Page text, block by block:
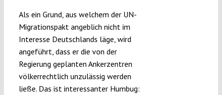
Als ein Grund, aus welchem der UN-
Migrationspakt angeblich nicht im
Interesse Deutschlands läge, wird
angeführt, dass er die von der
Regierung geplanten Ankerzentren
völkerrechtlich unzulässig werden
ließe. Das ist interessanter Humbug: